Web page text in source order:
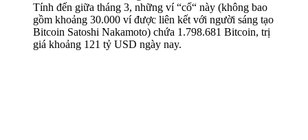
Tính đến giữa tháng 3, những ví “cổ“ này (không bao
gồm khoảng 30.000 ví được liên kết với người sáng tạo
Bitcoin Satoshi Nakamoto) chứa 1.798.681 Bitcoin, trị
giá khoảng 121 tỷ USD ngày nay.